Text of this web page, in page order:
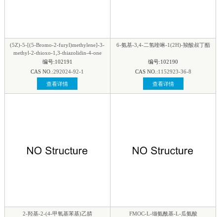
(5Z)-5-[(5-Bromo-2-furyl)methylene]-3-
methyl-2-thioxo-1,3-thiazolidin-4-one
编号:102191
CAS NO.:292024-92-1
查看详情
6-氨基-3,4-二氢喹啉-1(2H)-羧酸叔丁酯
编号:102190
CAS NO.:1152923-36-8
查看详情
2-羟基-2-(4-甲氧基苯基)乙腈 FMOC-L-缬氨酰基-L-瓜氨酸